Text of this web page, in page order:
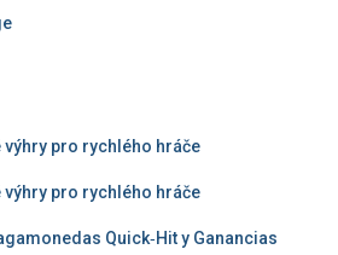
výhry pro rychlého hráče
výhry pro rychlého hráče
Quick‑Hit y Ganancias